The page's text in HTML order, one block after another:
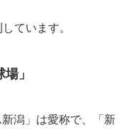
ています。
」
潟」は愛称で、「新